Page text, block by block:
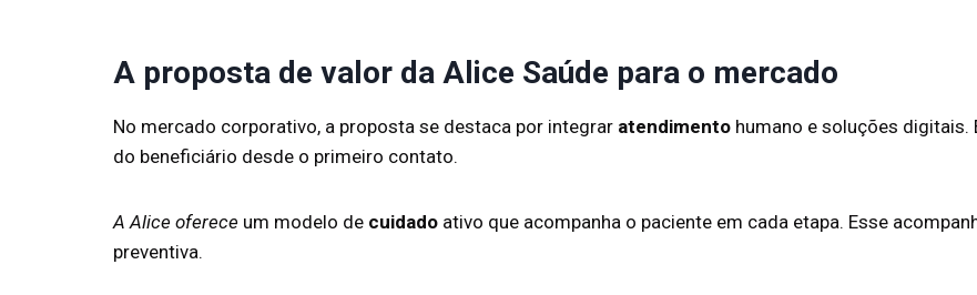
A proposta de valor da Alice Saúde para o mercado
No mercado corporativo, a proposta se destaca por integrar atendimento humano e soluções
do beneficiário desde o primeiro contato.
A Alice oferece um modelo de cuidado ativo que acompanha o paciente em cada etapa. Esse
preventiva.